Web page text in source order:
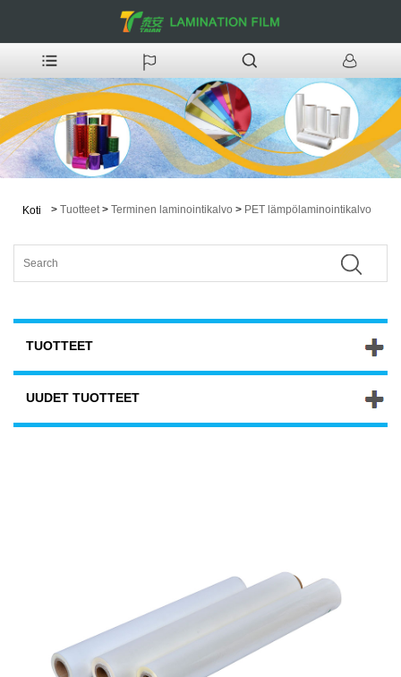
Koti > Tuotteet > Terminen laminointikalvo > PET lämpölaminointikalvo
TUOTTEET
UUDET TUOTTEET